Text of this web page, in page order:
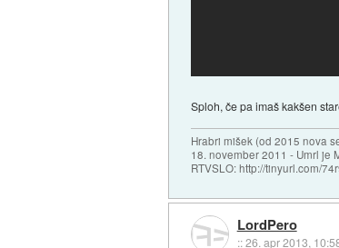
Sploh, če pa imaš kakšen
Hrabri mišek (od 2015 nova
18. november 2011 - Umrl je
RTVSLO: http://tinyurl.com/
LordPero
::26. apr 2013,